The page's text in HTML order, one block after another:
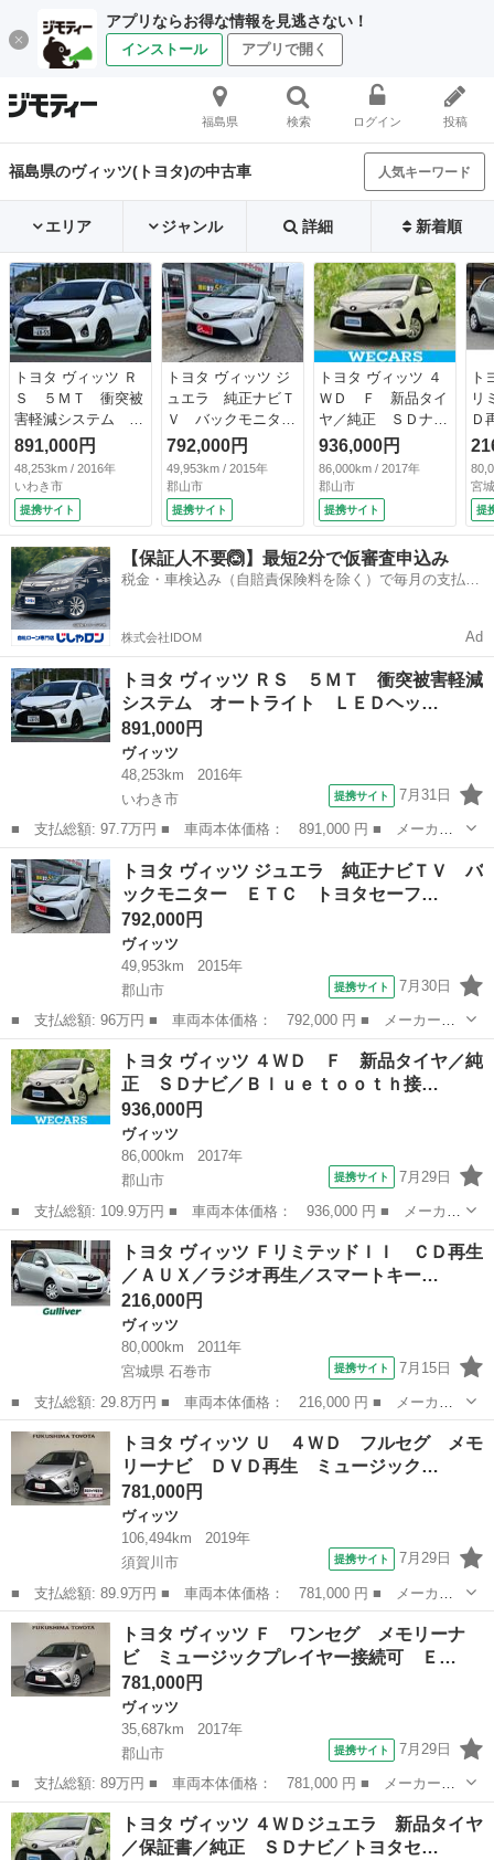
アプリならお得な情報を見逃さない！
インストール アプリで開く
福島県 検索 ログイン 投稿
福島県のヴィッツ(トヨタ)の中古車 人気キーワード
エリア ジャンル 詳細 新着順
トヨタ ヴィッツ Ｒ
Ｓ ５ＭＴ 衝突被
害軽減システム オ
ートライト ＬＥＤ
ヘッドランプ キー
レスエントリー 電
動格納ミラー 衝突
安全ボディ ＡＢ
Ｓ ＥＳＣ ＣＤ
ＵＳＢ ミュージッ
クプレイヤー接続
可 エアコン （検
9.2）
891,000円
48,253km / 2016年
いわき市
提携サイト
トヨタ ヴィッツ ジ
ュエラ 純正ナビＴ
Ｖ バックモニタ
ー ＥＴＣ トヨタ
セーフティーセン
ス キーレス （な
し）
792,000円
49,953km / 2015年
郡山市
提携サイト
トヨタ ヴィッツ ４
ＷＤ Ｆ 新品タイ
ヤ／純正 ＳＤナビ
／Ｂｌｕｅｔｏｏｔ
ｈ接続／ＥＴＣ／Ｅ
ＢＤ付ＡＢＳ／バッ
クモニター／フルセ
グＴＶ／エアバッ
グ 運転席／エアバ
ッグ 助手席／パワ
ーウインドウ／キー
936,000円
86,000km / 2017年
郡山市
提携サイト
ト
リ
Ｄ
ジ
キ
ー
純
プ
／
Ｓ
宮
提
【保証人不要🙆】最短2分で仮審査申込み
税金・車検込み（自賠責保険料を除く）で毎月の支払額
株式会社IDOM Ad
トヨタ ヴィッツ ＲＳ ５ＭＴ 衝突被害軽減
システム オートライト ＬＥＤヘッ…
891,000円
ヴィッツ
48,253km
2016年
いわき市
提携サイト 7月31日
■ 支払総額: 97.7万円 ■ 車両本体価格： 891,000 円 ■ メーカー
名： トヨタ ■ 車種名： ヴィッツ ■ グレード名： ＲＳ ５Ｍ
Ｔ 衝突被害軽減システム オートライト ＬＥＤヘッドランプ キ
ーレスエント...
福島 いわき市 ヴィッツ
トヨタ ヴィッツ ジュエラ 純正ナビＴＶ バ
ックモニター ＥＴＣ トヨタセーフ…
792,000円
ヴィッツ
49,953km
2015年
郡山市
提携サイト 7月30日
■ 支払総額: 96万円 ■ 車両本体価格： 792,000 円 ■ メーカー
名： トヨタ ■ 車種名： ヴィッツ ■ グレード名： ジュエラ
純正ナビＴＶ バックモニター ＥＴＣ トヨタセーフティーセン
ス キーレス ■ ...
福島 郡山市 ヴィッツ
トヨタ ヴィッツ ４ＷＤ Ｆ 新品タイヤ／純
正 ＳＤナビ／Ｂｌｕｅｔｏｏｔｈ接…
936,000円
ヴィッツ
86,000km
2017年
郡山市
提携サイト 7月29日
■ 支払総額: 109.9万円 ■ 車両本体価格： 936,000 円 ■ メーカー
名： トヨタ ■ 車種名： ヴィッツ ■ グレード名： ４ＷＤ
Ｆ 新品タイヤ／純正 ＳＤナビ／Ｂｌｕｅｔｏｏｔｈ接続／ＥＴＣ
／ＥＢＤ付Ａ...
福島 郡山市 ヴィッツ
トヨタ ヴィッツ ＦリミテッドＩＩ ＣＤ再生
／ＡＵＸ／ラジオ再生／スマートキー…
216,000円
ヴィッツ
80,000km
2011年
宮城県 石巻市
提携サイト 7月15日
■ 支払総額: 29.8万円 ■ 車両本体価格： 216,000 円 ■ メーカー
名： トヨタ ■ 車種名： ヴィッツ ■ グレード名： Ｆリミテッ
ドＩＩ ＣＤ再生／ＡＵＸ／ラジオ再生／スマートキー／プッシュス
タート／スペ...
宮城 石巻市 ヴィッツ
トヨタ ヴィッツ Ｕ ４ＷＤ フルセグ メモ
リーナビ ＤＶＤ再生 ミュージック…
781,000円
ヴィッツ
106,494km
2019年
須賀川市
提携サイト 7月29日
■ 支払総額: 89.9万円 ■ 車両本体価格： 781,000 円 ■ メーカー
名： トヨタ ■ 車種名： ヴィッツ ■ グレード名： Ｕ ４Ｗ
Ｄ フルセグ メモリーナビ ＤＶＤ再生 ミュージックプレイヤー
接続可 バック...
福島 須賀川市 ヴィッツ
トヨタ ヴィッツ Ｆ ワンセグ メモリーナ
ビ ミュージックプレイヤー接続可 Ｅ…
781,000円
ヴィッツ
35,687km
2017年
郡山市
提携サイト 7月29日
■ 支払総額: 89万円 ■ 車両本体価格： 781,000 円 ■ メーカー
名： トヨタ ■ 車種名： ヴィッツ ■ グレード名： Ｆ ワンセ
グ メモリーナビ ミュージックプレイヤー接続可 ＥＴＣ 記録簿
■ 排気量： ...
福島 郡山市 ヴィッツ
トヨタ ヴィッツ ４ＷＤジュエラ 新品タイヤ
／保証書／純正 ＳＤナビ／トヨタセ…